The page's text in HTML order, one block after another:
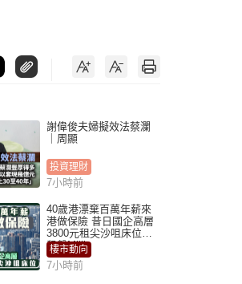
謝偉俊夫婦擬效法蔡瀾
｜周顯
投資理財
7小時前
40歲港漂棄百萬年薪來
港做保險 昔日國企高層
3800元租尖沙咀床位｜
租盤Million
樓市動向
7小時前